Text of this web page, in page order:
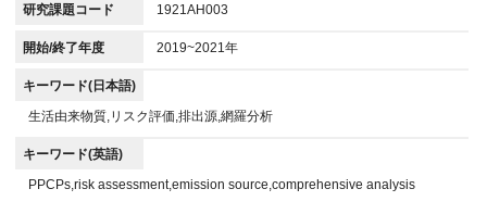
研究課題コード 1921AH003
開始/終了年度 2019~2021年
キーワード(日本語)
生活由来物質,リスク評価,排出源,網羅分析
キーワード(英語)
PPCPs,risk assessment,emission source,comprehensive analysis